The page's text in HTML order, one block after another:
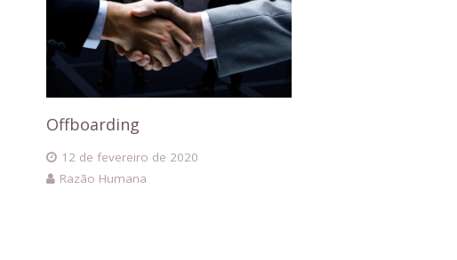
Offboarding
12 de fevereiro de 2020
Razão Humana